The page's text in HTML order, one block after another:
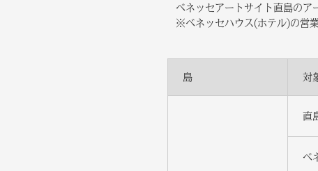
ベネッセアートサイト直島のア
※ベネッセハウス(ホテル)の営
島 対
直
ベ